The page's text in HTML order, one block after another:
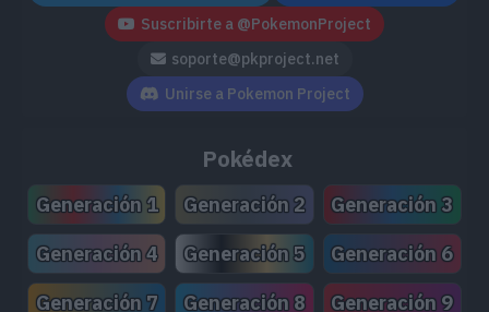
Suscribirte a @PokemonProject
soporte@pkproject.net
Unirse a Pokemon Project
Pokédex
Generación 1 Generación 2
Generación 3
Generación 4
Generación 5
Generación 6
Generación 7
Generación 8 Generación 9